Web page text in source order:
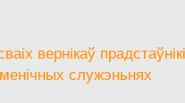
вернікаў
служэньнях